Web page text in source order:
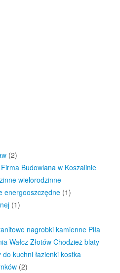
(2)
Budowlana w Koszalinie
wielorodzinne
energooszczędne (1)
(1)
nagrobki kamienne Piła
Wałcz Złotów Chodzież blaty
kuchni łazienki kostka
(2)